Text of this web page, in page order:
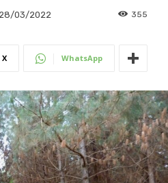
28/03/2022 355
X WhatsApp